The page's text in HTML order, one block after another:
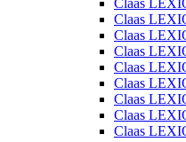
Claas
Claas
Claas
Claas
Claas
Claas
Claas
Claas
Claas